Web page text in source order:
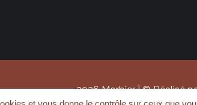
2026 Morbier | © Réalisé